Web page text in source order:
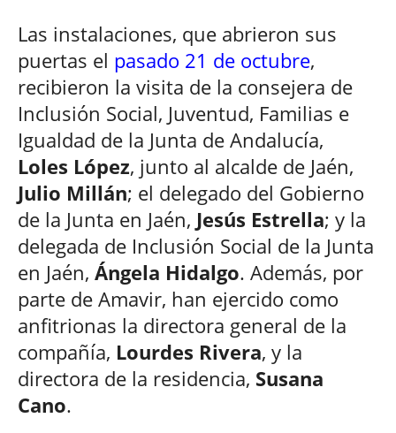
Las instalaciones, que abrieron sus
puertas el pasado 21 de octubre,
recibieron la visita de la consejera de
Inclusión Social, Juventud, Familias e
Igualdad de la Junta de Andalucía,
Loles López, junto al alcalde de Jaén,
Julio Millán; el delegado del Gobierno
de la Junta en Jaén, Jesús Estrella; y la
delegada de Inclusión Social de la Junta
en Jaén, Ángela Hidalgo. Además, por
parte de Amavir, han ejercido como
anfitrionas la directora general de la
compañía, Lourdes Rivera, y la
directora de la residencia, Susana
Cano.